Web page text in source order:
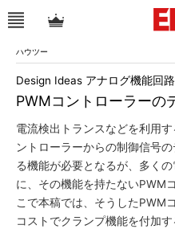
ハウツー
PWMコントローラーの
Design Ideas アナログ機能回路
電流検出トランスなどを利用
ントローラーからの制御信号
る機能が必要となるが、多く
に、その機能を持たないPWM
こで本稿では、そうしたPWM
コストでクランプ機能を付加す